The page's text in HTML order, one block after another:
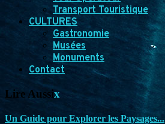
Transport Touristique
CULTURES
Gastronomie
Musées
Monuments
Contact
Lire Aussix
Un Guide pour Explorer les Paysages...